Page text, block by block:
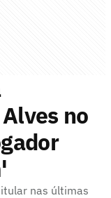
no
nas últimas